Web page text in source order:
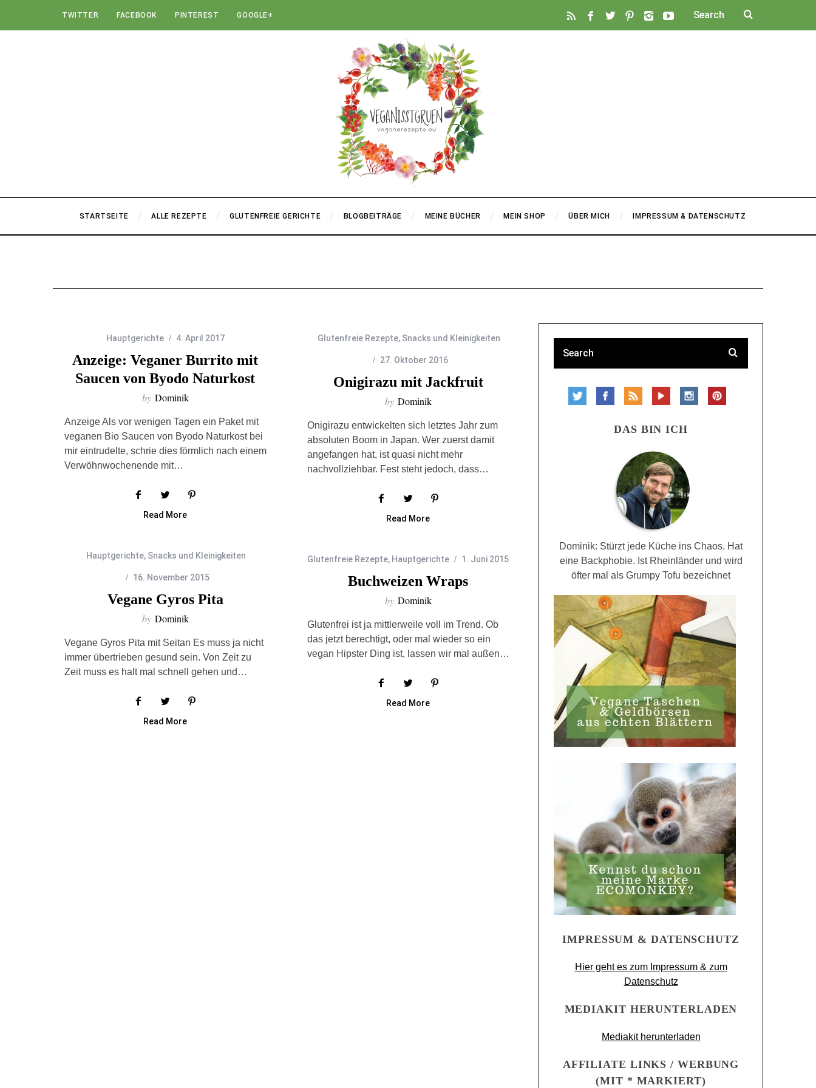
TWITTER FACEBOOK PINTEREST GOOGLE+
STARTSEITE ALLE REZEPTE GLUTENFREIE GERICHTE BLOGBEITRÄGE MEINE BÜCHER MEIN SHOP ÜBER MICH IMPRESSUM & DATENSCHUTZ
Hauptgerichte 4. April 2017
Anzeige: Veganer Burrito mit
Saucen von Byodo Naturkost
by Dominik
Anzeige Als vor wenigen Tagen ein Paket mit
veganen Bio Saucen von Byodo Naturkost bei
mir eintrudelte, schrie dies förmlich nach einem
Verwöhnwochenende mit…
Read More
Glutenfreie Rezepte, Snacks und Kleinigkeiten
27. Oktober 2016
Onigirazu mit Jackfruit
by Dominik
Onigirazu entwickelten sich letztes Jahr zum
absoluten Boom in Japan. Wer zuerst damit
angefangen hat, ist quasi nicht mehr
nachvollziehbar. Fest steht jedoch, dass…
Read More
Hauptgerichte, Snacks und Kleinigkeiten
16. November 2015
Vegane Gyros Pita
by Dominik
Vegane Gyros Pita mit Seitan Es muss ja nicht
immer übertrieben gesund sein. Von Zeit zu
Zeit muss es halt mal schnell gehen und…
Read More
Glutenfreie Rezepte, Hauptgerichte 1. Juni 2015
Buchweizen Wraps
by Dominik
Glutenfrei ist ja mittlerweile voll im Trend. Ob
das jetzt berechtigt, oder mal wieder so ein
vegan Hipster Ding ist, lassen wir mal außen…
Read More
DAS BIN ICH
Dominik: Stürzt jede Küche ins Chaos. Hat
eine Backphobie. Ist Rheinländer und wird
öfter mal als Grumpy Tofu bezeichnet
IMPRESSUM & DATENSCHUTZ
Hier geht es zum Impressum & zum
Datenschutz
MEDIAKIT HERUNTERLADEN
Mediakit herunterladen
AFFILIATE LINKS / WERBUNG
(MIT * MARKIERT)